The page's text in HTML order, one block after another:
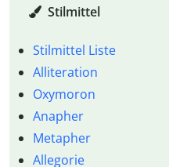
Stilmittel
Stilmittel Liste
Alliteration
Oxymoron
Anapher
Metapher
Allegorie